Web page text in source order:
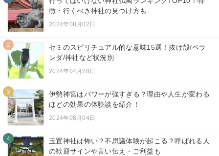
徴・行くべき神社の見つけ方も
2024年08月02日
2
セミのスピリチュアル的な意味15選！抜け殻/ベラ
ンダ/神社など状況別
2024年04月28日
3
伊勢神宮はパワーが強すぎる？理由や人生が変わる
ほどの効果の体験談を紹介！
2024年08月04日
4
玉置神社は怖い？不思議体験が起こる？呼ばれる人
の歓迎サインや言い伝え・ご利益も